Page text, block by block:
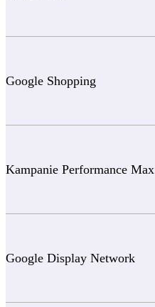
Google Shopping
Kampanie Performance Max
Google Display Network